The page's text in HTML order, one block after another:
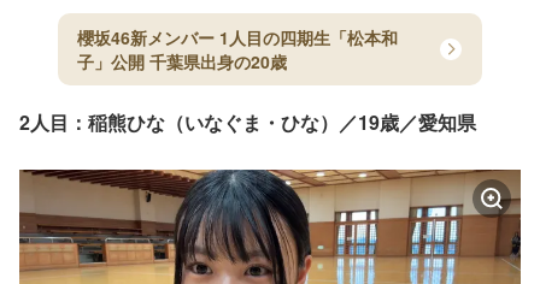
櫻坂46新メンバー 1人目の四期生「松本和
子」公開 千葉県出身の20歳
2人目：稲熊ひな（いなぐま・ひな）／19歳／愛知県